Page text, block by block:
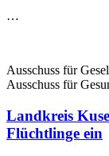
…
Ausschuss für
Ausschuss für
Landkreis
Flüchtlinge ein